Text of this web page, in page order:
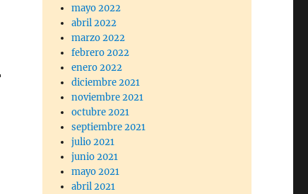
mayo 2022
abril 2022
marzo 2022
febrero 2022
enero 2022
diciembre 2021
noviembre 2021
octubre 2021
septiembre 2021
julio 2021
junio 2021
mayo 2021
abril 2021